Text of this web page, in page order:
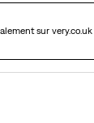
sur very.co.uk